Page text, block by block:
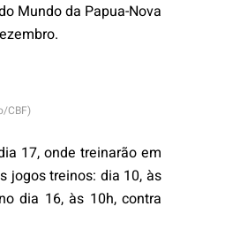
Mundo da Papua-Nova
CBF)
17, onde treinarão em
jogos treinos: dia 10, às
dia 16, às 10h, contra